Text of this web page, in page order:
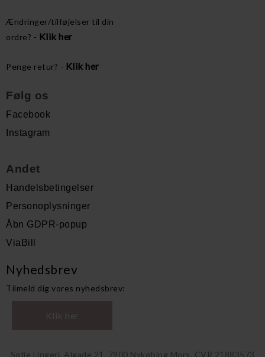
Ændringer/tilføjelser til din
ordre? - Klik her
Penge retur? - Klik her
Følg os
Facebook
Instagram
Andet
Handelsbetingelser
Personoplysninger
Åbn GDPR-popup
ViaBill
Nyhedsbrev
Tilmeld dig vores nyhedsbrev:
Klik her
Sofie Lingeri, Algade 21, 7900 Nykøbing Mors, CVR 21883573